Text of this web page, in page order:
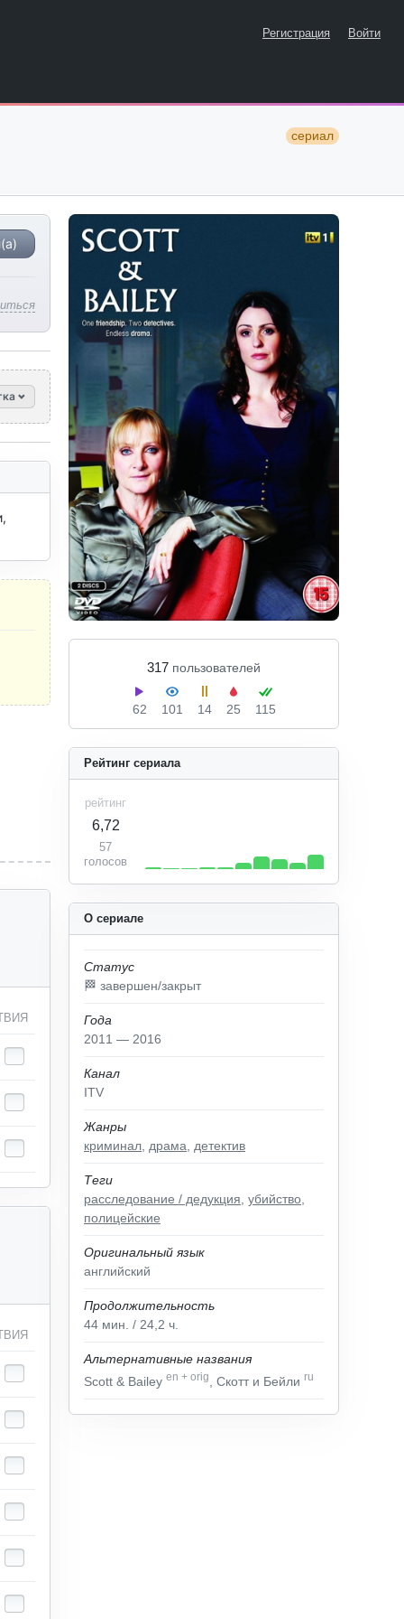
Регистрация Войти
сериал
317 пользователей
62 101 14 25 115
О сериале
Статус
🏁 завершен/закрыт
Года
2011 — 2016
Канал
ITV
Жанры
криминал драма детектив
Теги
расследование / дедукция убийство
полицейские
Оригинальный язык
английский
Продолжительность
44 мин. / 24,2 ч.
Альтернативные названия
Scott & Bailey en + orig , Скотт и Бейли ru
Рейтинг сериала
рейтинг
6,72
57
голосов